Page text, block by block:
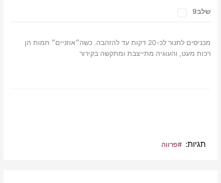
שלב9
מכניסים לתנור לכ-20 דקות עד להזהבה. כשה״אוזניים״ חמות הן
רכות מעט, והעוגיה מתייצבת ומתקשה בקירור
תגיות #פרווה